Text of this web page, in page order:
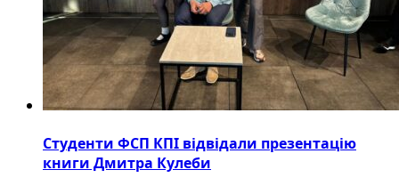
Студенти ФСП КПІ відвідали презентацію
книги Дмитра Кулеби